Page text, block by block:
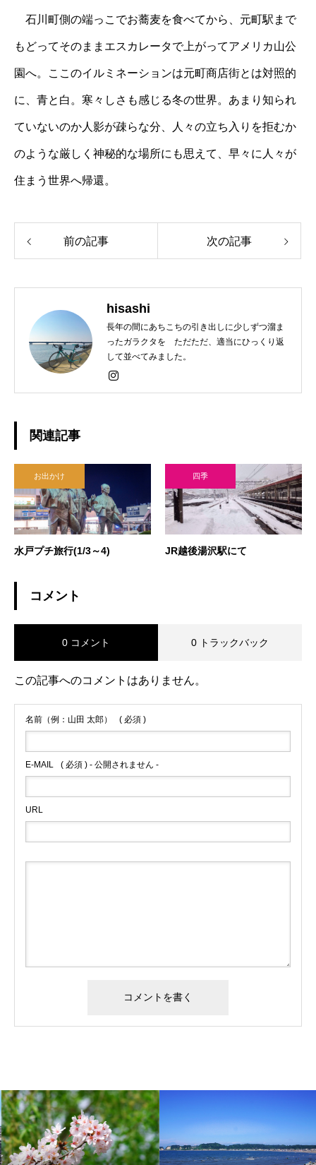
石川町側の端っこでお蕎麦を食べてから、元町駅まで
もどってそのままエスカレータで上がってアメリカ山公
園へ。ここのイルミネーションは元町商店街とは対照的
に、青と白。寒々しさも感じる冬の世界。あまり知られ
ていないのか人影が疎らな分、人々の立ち入りを拒むか
のような厳しく神秘的な場所にも思えて、早々に人々が
住まう世界へ帰還。
前の記事 次の記事
hisashi
長年の間にあちこちの引き出しに少しずつ溜ま
ったガラクタを ただただ、適当にひっくり返
して並べてみました。
関連記事
お出かけ
水戸プチ旅行(1/3～4)
四季
JR越後湯沢駅にて
コメント
0 コメント 0 トラックバック
この記事へのコメントはありません。
名前（例：山田 太郎） ( 必須 )
E-MAIL ( 必須 ) - 公開されません -
URL